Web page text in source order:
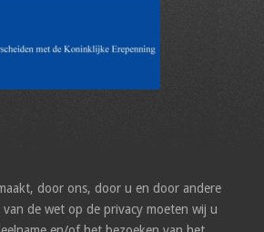
door ons, door u en door andere
de wet op de privacy moeten wij u